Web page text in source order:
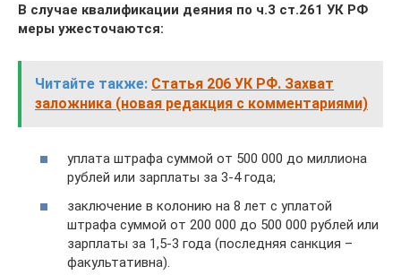
В случае квалификации деяния по ч.3 ст.261 УК РФ
меры ужесточаются:
Читайте также: Статья 206 УК РФ. Захват
заложника (новая редакция с комментариями)
уплата штрафа суммой от 500 000 до миллиона
рублей или зарплаты за 3-4 года;
заключение в колонию на 8 лет с уплатой
штрафа суммой от 200 000 до 500 000 рублей или
зарплаты за 1,5-3 года (последняя санкция –
факультативна).